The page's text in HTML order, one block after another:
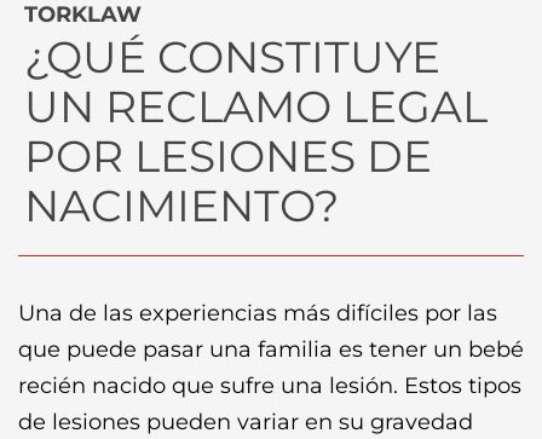
TORKLAW
¿QUÉ CONSTITUYE
UN RECLAMO LEGAL
POR LESIONES DE
NACIMIENTO?
Una de las experiencias más difíciles por las
que puede pasar una familia es tener un bebé
recién nacido que sufre una lesión. Estos tipos
de lesiones pueden variar en su gravedad